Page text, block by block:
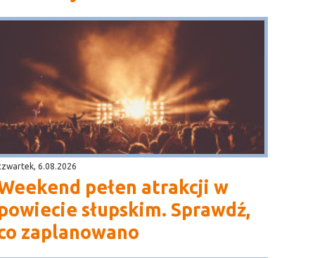
6.08.2026
pełen atrakcji w
słupskim. Sprawdź,
zaplanowano